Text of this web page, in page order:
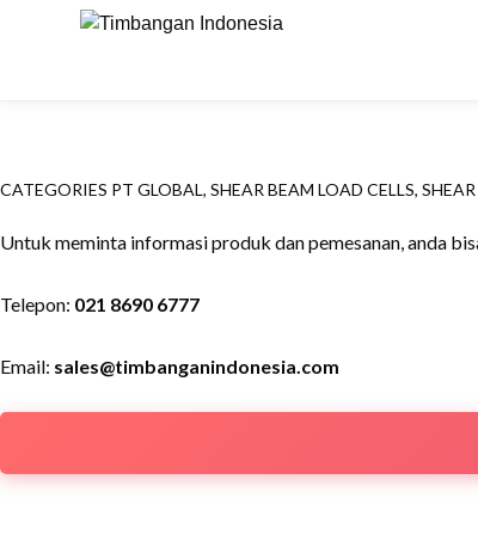
PT Global Shear Beam Load Cells
CATEGORIES PT GLOBAL, SHEAR BEAM LOAD CELLS,
Untuk meminta informasi produk dan pemesanan, anda
Telepon: 021 8690 6777
Email: sales@timbanganindonesia.com